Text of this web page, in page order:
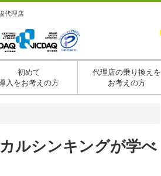
代理店
初めて
入をお考えの方
代理店の乗り換えを
お考えの方
ルシンキングが学べ